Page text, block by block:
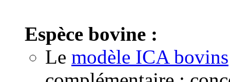
Espèce bovine :
Le modèle ICA bovins